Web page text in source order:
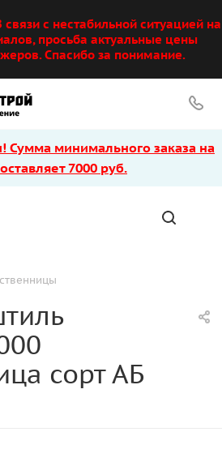
с нестабильной ситуацией на
просьба актуальные цены
Спасибо за понимание.
минимального заказа на
7000 руб.
сорт АБ